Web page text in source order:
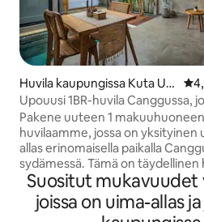
Huvila kaupungissa Kuta Uta
ra
Upouusi 1BR-huvila Canggussa,
oma uima-allas
Pakene uuteen 1 makuuhuoneen
huvilaamme, jossa on yksityinen
allas erinomaisella paikalla
sydämessä. Tämä on täydellinen
pariskunnille tai yksin
rakastavat tutustua Canggun
paikkoihin. Vain 3–5 minuutin
Suositut mukavuudet
joissa on uima-allas